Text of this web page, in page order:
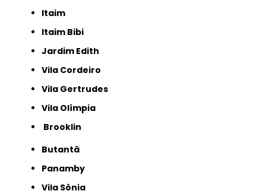
Itaim
Itaim Bibi
Jardim Edith
Vila Cordeiro
Vila Gertrudes
Vila Olímpia
Brooklin
Butantã
Panamby
Vila Sônia